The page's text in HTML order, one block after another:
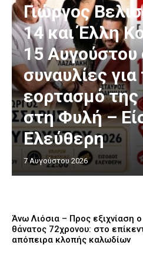
Γιώργος
14 και Έλλη
15 Αυγούστου
συναυλίες για
εορτασμό της
στη Φυλή –
Ελεύθερη
7 Αυγούστου 2026
Άνω Λιόσια – Προς εξιχνίαση ο
θάνατος 72χρονου: στο
απόπειρα κλοπής καλωδίων